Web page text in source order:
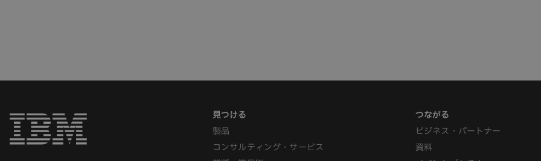
製品
コンサルティング・サービス
ビジネス・パートナー
資料